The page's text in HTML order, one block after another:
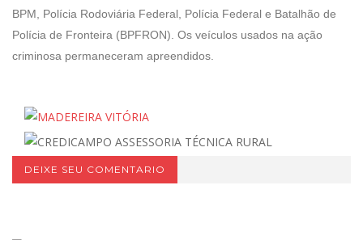
BPM, Polícia Rodoviária Federal, Polícia Federal e Batalhão de
Polícia de Fronteira (BPFRON). Os veículos usados na ação
criminosa permaneceram apreendidos.
DEIXE SEU COMENTARIO